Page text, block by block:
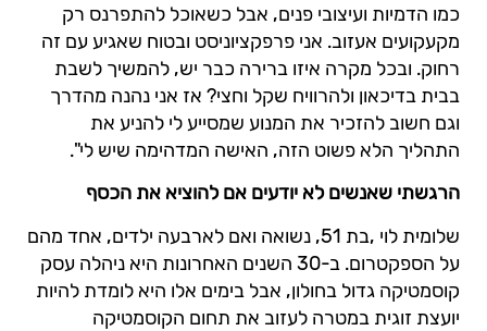
כמו הדמיות ועיצובי פנים, אבל כשאוכל להתפרנס רק
מקעקועים אעזוב. אני פרפקציוניסט ובטוח שאגיע עם זה
רחוק. ובכל מקרה איזו ברירה כבר יש, להמשיך לשבת
בבית בדיכאון ולהרוויח שקל וחצי? אז אני נהנה מהדרך
וגם חשוב להזכיר את המנוע שמסייע לי להניע את
התהליך הלא פשוט הזה, האישה המדהימה שיש לי".
הרגשתי שאנשים לא יודעים אם להוציא את הכסף
שלומית לוי ,בת 51, נשואה ואם לארבעה ילדים, אחד מהם
על הספקטרום. ב-30 השנים האחרונות היא ניהלה עסק
קוסמטיקה גדול בחולון, אבל בימים אלו היא לומדת להיות
יועצת זוגית במטרה לעזוב את תחום הקוסמטיקה